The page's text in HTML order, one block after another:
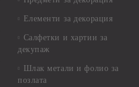
Елементи за декорация
Салфетки и хартии за
декупаж
Шлак метали и фолио за
позлата